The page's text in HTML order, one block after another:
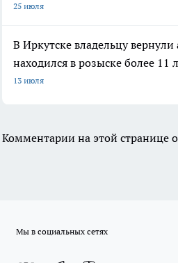
25 июля
В Иркутске владельцу
находился в розыске более 11
13 июля
Комментарии на этой странице
Мы в социальных сетях